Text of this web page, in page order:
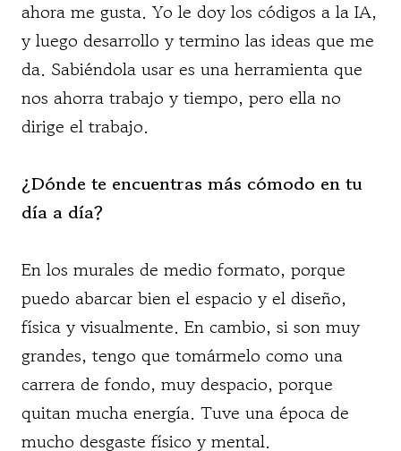
ahora me gusta. Yo le doy los códigos a la IA,
y luego desarrollo y termino las ideas que me
da. Sabiéndola usar es una herramienta que
nos ahorra trabajo y tiempo, pero ella no
dirige el trabajo.
¿Dónde te encuentras más cómodo en tu
día a día?
En los murales de medio formato, porque
puedo abarcar bien el espacio y el diseño,
física y visualmente. En cambio, si son muy
grandes, tengo que tomármelo como una
carrera de fondo, muy despacio, porque
quitan mucha energía. Tuve una época de
mucho desgaste físico y mental.